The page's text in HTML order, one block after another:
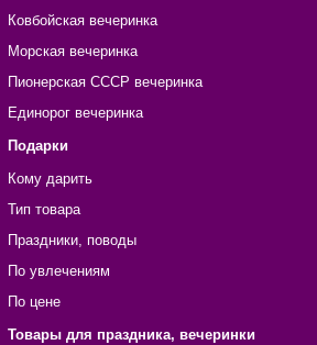
Ковбойская вечеринка
Морская вечеринка
Пионерская СССР вечеринка
Единорог вечеринка
Подарки
Кому дарить
Тип товара
Праздники, поводы
По увлечениям
По цене
Товары для праздника, вечеринки